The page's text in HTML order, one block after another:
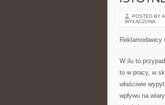
POSTED BY
WYŁĄCZONA
W ilu to
to w pracy, w
właściwie
wpływu na